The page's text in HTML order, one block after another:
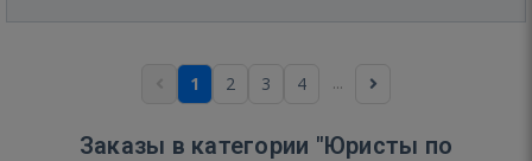
1 2 3 4 ...
Заказы в категории "Юристы по